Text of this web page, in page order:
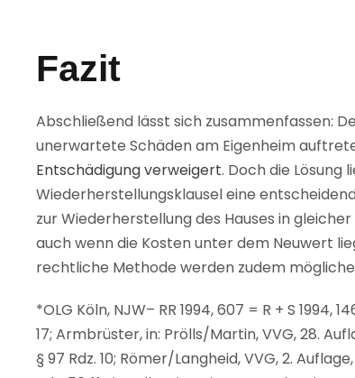
Fazit
Abschließend lässt sich zusammenfassen:
unerwartete Schäden am Eigenheim
Entschädigung verweigert. Doch die Lösung
Wiederherstellungsklausel eine
zur Wiederherstellung des Hauses in
auch wenn die Kosten unter dem Neuwert
rechtliche Methode werden zudem
*OLG Köln, NJW– RR 1994, 607 = R + S
17; Armbrüster, in: Prölls/Martin, VVG, 28.
§ 97 Rdz. 10; Römer/Langheid, VVG, 2.